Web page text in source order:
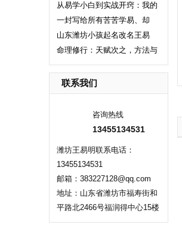
从易学小白到实战开窍：我的
一封写给所有苦苦学易、却
山东潍坊小孩起名改名王易
命理修行：天赋次之，方法与
联系我们
咨询热线
13455134531
潍坊王易明联系电话：
13455134531
邮箱：383227128@qq.com
地址：山东省潍坊市福寿街和
平路北2466号福润得中心15楼